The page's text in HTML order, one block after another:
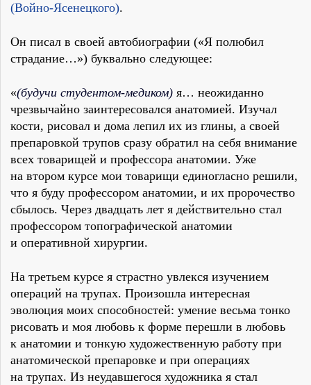
(Войно-Ясенецкого).
Он писал в своей автобиографии («Я полюбил
страдание…») буквально следующее:
«(будучи студентом-медиком) я… неожиданно
чрезвычайно заинтересовался анатомией. Изучал
кости, рисовал и дома лепил их из глины, а своей
препаровкой трупов сразу обратил на себя внимание
всех товарищей и профессора анатомии. Уже
на втором курсе мои товарищи единогласно решили,
что я буду профессором анатомии, и их пророчество
сбылось. Через двадцать лет я действительно стал
профессором топографической анатомии
и оперативной хирургии.
На третьем курсе я страстно увлекся изучением
операций на трупах. Произошла интересная
эволюция моих способностей: умение весьма тонко
рисовать и моя любовь к форме перешли в любовь
к анатомии и тонкую художественную работу при
анатомической препаровке и при операциях
на трупах. Из неудавшегося художника я стал